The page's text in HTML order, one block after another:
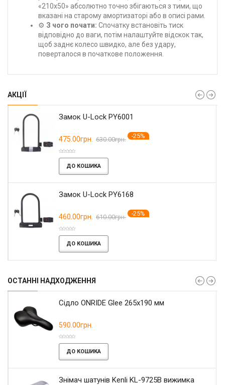
«210x50» абсолютно точно збігаються з тими, що
вказані на старому амортизаторі або в описі рами.
⚙️ З чого почати: Спочатку встановіть тиск
відповідно до ваги, потім налаштуйте відскок так,
щоб заднє колесо швидко, але без удару,
поверталося в початкове положення.
АКЦІЇ
Замок U-Lock PY6001
475.00грн. 630.00грн. -25%
ДО КОШИКА
Замок U-Lock PY6168
460.00грн. 610.00грн. -25%
ДО КОШИКА
ОСТАННІ НАДХОДЖЕННЯ
Сідло ONRIDE Glee 265x190 мм
590.00грн.
ДО КОШИКА
Знімач шатунів Kenli KL-9725B вижимка